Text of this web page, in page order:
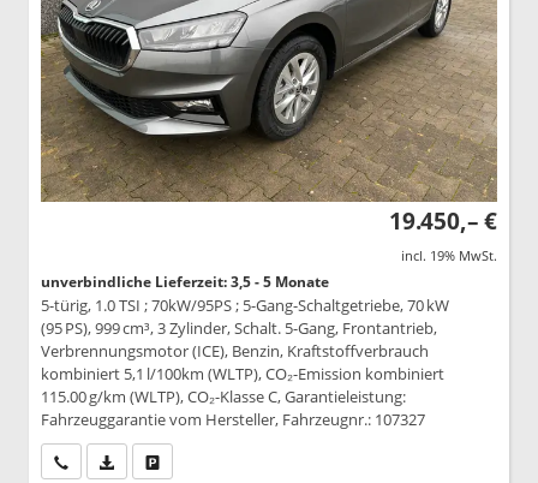
19.450,– €
incl. 19% MwSt.
unverbindliche Lieferzeit: 3,5 - 5 Monate
5-türig, 1.0 TSI ; 70kW/95PS ; 5-Gang-Schaltgetriebe, 70 kW
(95 PS), 999 cm³, 3 Zylinder, Schalt. 5-Gang, Frontantrieb,
Verbrennungsmotor (ICE), Benzin, Kraftstoffverbrauch
kombiniert 5,1 l/100km (WLTP), CO₂-Emission kombiniert
115.00 g/km (WLTP), CO₂-Klasse C, Garantieleistung:
Fahrzeuggarantie vom Hersteller, Fahrzeugnr.: 107327
Wir rufen Sie anPDF-Datei, Fahrzeugexposé drucken